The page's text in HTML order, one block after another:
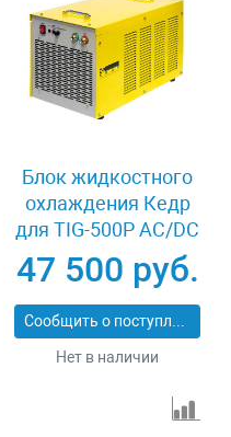
Блок жидкостного
охлаждения Кедр
для TIG-500P AC/DC
47 500 руб.
Сообщить о поступлении
Нет в наличии